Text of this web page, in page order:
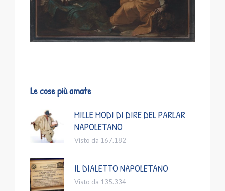
Le cose più amate
MILLE MODI DI DIRE DEL PARLAR
NAPOLETANO
Visto da 167.182
IL DIALETTO NAPOLETANO
Visto da 135.334